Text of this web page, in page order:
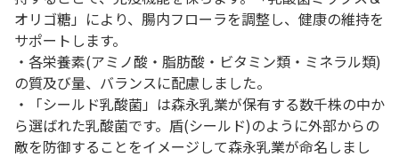
オリゴ糖」により、腸内フローラを調整し、健康の維持を
サポートします。
・各栄養素(アミノ酸・脂肪酸・ビタミン類・ミネラル類)
の質及び量、バランスに配慮しました。
・「シールド乳酸菌」は森永乳業が保有する数千株の中か
ら選ばれた乳酸菌です。盾(シールド)のように外部からの
敵を防御することをイメージして森永乳業が命名しまし